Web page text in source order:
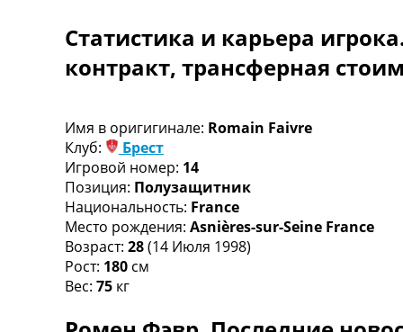
Англия. Премьер Лига
Испания. Ла Лига
Другие Турниры >>>
Таблицы групп Чемпионата Мира
Украина. Премьер-Лига
Украина. Первая Лига
Лига Чемпионов. Таблицы групп
Англия. Премьер-Лига
Испания. Ла Лига
Все таблицы >>>
Рейтинги
Рейтинг ФИФА
Статистика и карьера
контракт, трансферная
Имя в оригигинале: Romain Faivre
Клуб:
Брест
Игровой номер: 14
Позиция: Полузащитник
Национальность: France
Место рождения: Asnières-sur-Seine France
Возраст: 28(14 Июля 1998)
Рост: 180 см
Вес: 75 кг